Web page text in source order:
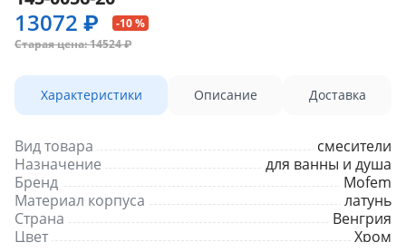
13072 ₽
-10 %
Старая цена: 14524 ₽
Характеристики Описание Доставка
Вид товара
смесители
Назначение
для ванны и душа
Бренд
Mofem
Материал корпуса
латунь
Страна
Венгрия
Цвет
Хром